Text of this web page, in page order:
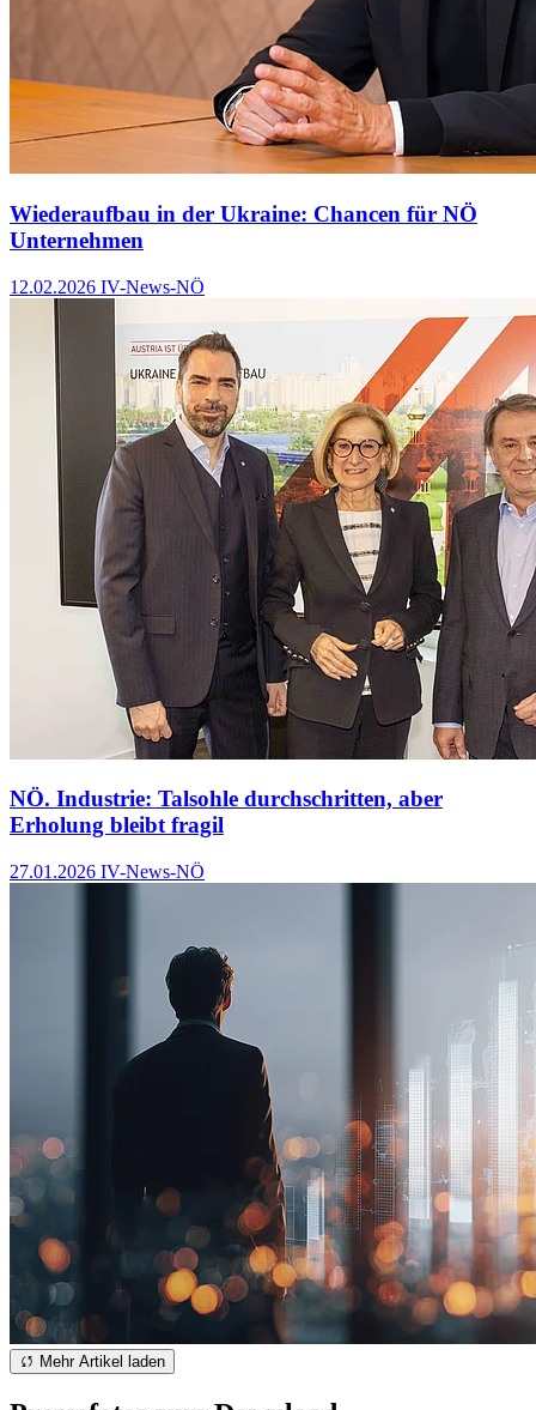
Wiederaufbau in der Ukraine: Chancen für NÖ
Unternehmen
12.02.2026 IV-News-NÖ
NÖ. Industrie: Talsohle durchschritten, aber
Erholung bleibt fragil
27.01.2026 IV-News-NÖ
Mehr Artikel laden